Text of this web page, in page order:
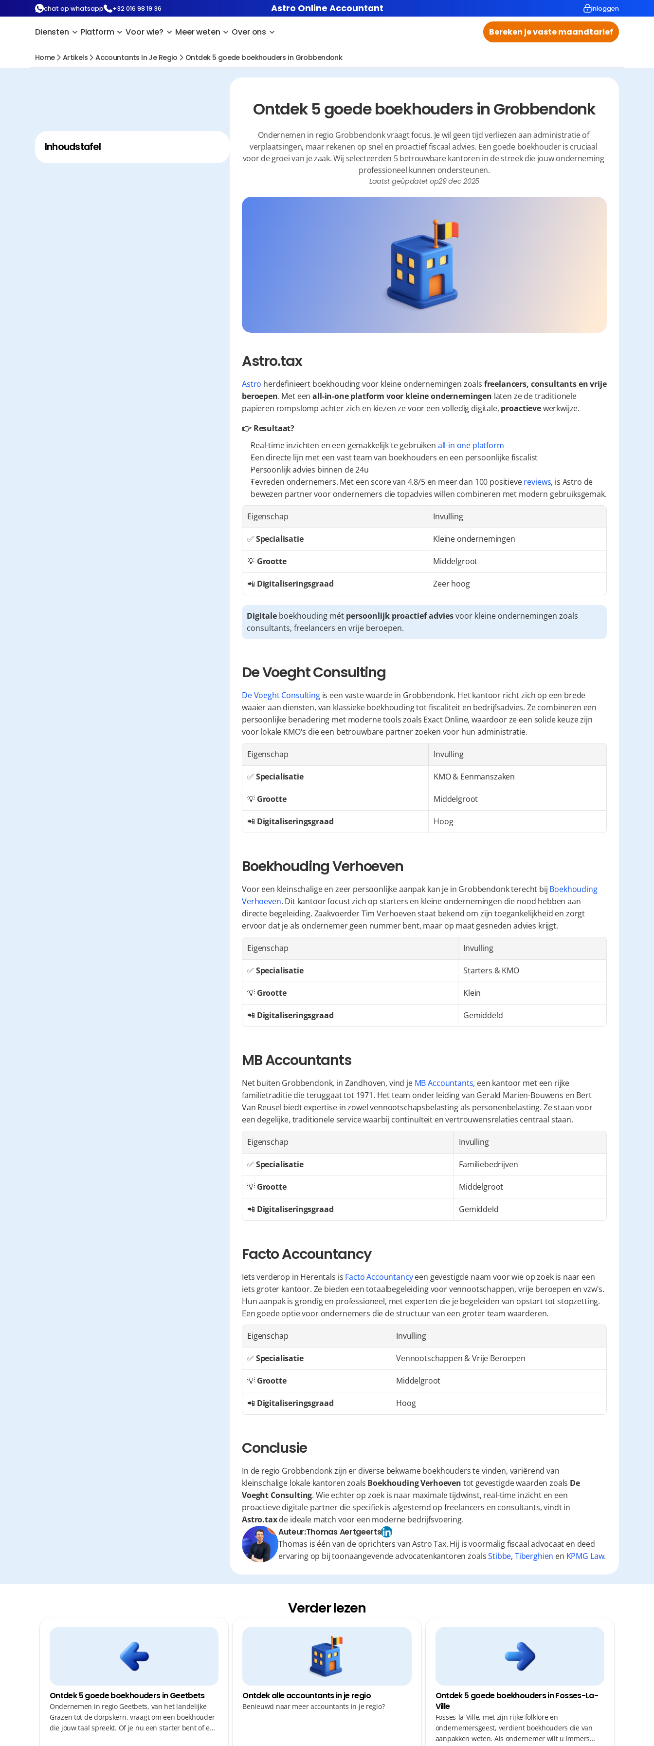
chat op whatsapp +32 016 98 19 36 Astro Online Accountant Inloggen
Diensten Platform Voor wie? Meer weten Over ons Bereken je vaste maandtarief
Home Artikels Accountants In Je Regio Ontdek 5 goede boekhouders in Grobbendonk
Inhoudstafel
Ontdek 5 goede boekhouders in Grobbendonk
Ondernemen in regio Grobbendonk vraagt focus. Je wil geen tijd verliezen aan administratie of
verplaatsingen, maar rekenen op snel en proactief fiscaal advies. Een goede boekhouder is cruciaal
voor de groei van je zaak. Wij selecteerden 5 betrouwbare kantoren in de streek die jouw onderneming
professioneel kunnen ondersteunen.
Laatst geüpdatet op29 dec 2025
Astro.tax
Astro herdefinieert boekhouding voor kleine ondernemingen zoals freelancers, consultants en vrije
beroepen. Met een all-in-one platform voor kleine ondernemingen laten ze de traditionele
papieren rompslomp achter zich en kiezen ze voor een volledig digitale, proactieve werkwijze.
👉 Resultaat?
Real-time inzichten en een gemakkelijk te gebruiken all-in one platform
Een directe lijn met een vast team van boekhouders en een persoonlijke fiscalist
Persoonlijk advies binnen de 24u
Tevreden ondernemers. Met een score van 4.8/5 en meer dan 100 positieve reviews, is Astro de
bewezen partner voor ondernemers die topadvies willen combineren met modern gebruiksgemak.
Eigenschap Invulling
✅ Specialisatie Kleine ondernemingen
💡 Grootte Middelgroot
📲 Digitaliseringsgraad Zeer hoog
Digitale boekhouding mét persoonlijk proactief advies voor kleine ondernemingen zoals
consultants, freelancers en vrije beroepen.
De Voeght Consulting
De Voeght Consulting is een vaste waarde in Grobbendonk. Het kantoor richt zich op een brede
waaier aan diensten, van klassieke boekhouding tot fiscaliteit en bedrijfsadvies. Ze combineren een
persoonlijke benadering met moderne tools zoals Exact Online, waardoor ze een solide keuze zijn
voor lokale KMO's die een betrouwbare partner zoeken voor hun administratie.
Eigenschap Invulling
✅ Specialisatie KMO & Eenmanszaken
💡 Grootte Middelgroot
📲 Digitaliseringsgraad Hoog
Boekhouding Verhoeven
Voor een kleinschalige en zeer persoonlijke aanpak kan je in Grobbendonk terecht bij Boekhouding
Verhoeven. Dit kantoor focust zich op starters en kleine ondernemingen die nood hebben aan
directe begeleiding. Zaakvoerder Tim Verhoeven staat bekend om zijn toegankelijkheid en zorgt
ervoor dat je als ondernemer geen nummer bent, maar op maat gesneden advies krijgt.
Eigenschap Invulling
✅ Specialisatie Starters & KMO
💡 Grootte Klein
📲 Digitaliseringsgraad Gemiddeld
MB Accountants
Net buiten Grobbendonk, in Zandhoven, vind je MB Accountants, een kantoor met een rijke
familietraditie die teruggaat tot 1971. Het team onder leiding van Gerald Marien-Bouwens en Bert
Van Reusel biedt expertise in zowel vennootschapsbelasting als personenbelasting. Ze staan voor
een degelijke, traditionele service waarbij continuïteit en vertrouwensrelaties centraal staan.
Eigenschap Invulling
✅ Specialisatie Familiebedrijven
💡 Grootte Middelgroot
📲 Digitaliseringsgraad Gemiddeld
Facto Accountancy
Iets verderop in Herentals is Facto Accountancy een gevestigde naam voor wie op zoek is naar een
iets groter kantoor. Ze bieden een totaalbegeleiding voor vennootschappen, vrije beroepen en vzw's.
Hun aanpak is grondig en professioneel, met experten die je begeleiden van opstart tot stopzetting.
Een goede optie voor ondernemers die de structuur van een groter team waarderen.
Eigenschap Invulling
✅ Specialisatie Vennootschappen & Vrije Beroepen
💡 Grootte Middelgroot
📲 Digitaliseringsgraad Hoog
Conclusie
In de regio Grobbendonk zijn er diverse bekwame boekhouders te vinden, variërend van
kleinschalige lokale kantoren zoals Boekhouding Verhoeven tot gevestigde waarden zoals De
Voeght Consulting. Wie echter op zoek is naar maximale tijdwinst, real-time inzicht en een
Astro.tax de ideale match voor een moderne bedrijfsvoering.
Auteur:Thomas Aertgeerts
Thomas is één van de oprichters van Astro Tax. Hij is voormalig fiscaal advocaat en deed
ervaring op bij toonaangevende advocatenkantoren zoalsStibbe, Tiberghien en KPMG Law.
Verder lezen
Ontdek 5 goede boekhouders in Geetbets
Ondernemen in regio Geetbets, van het landelijke
Grazen tot de dorpskern, vraagt om een boekhouder
die jouw taal spreekt. Of je nu een starter bent of een
Ontdek alle accountants in je regio
Benieuwd naar meer accountants in je regio?
Ontdek 5 goede boekhouders in Fosses-La-
Ville
Fosses-la-Ville, met zijn rijke folklore en
ondernemersgeest, verdient boekhouders die van
aanpakken weten. Als ondernemer wilt u immers